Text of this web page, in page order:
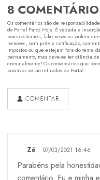
8
Os comentários são de
do Portal Patos Hoje. É vedada a
bons costumes, fake news ou violem
remover, sem prévia notificação,
impostos ou que estejam fora do tema
pensamento, mas deve-se ter ciência
criminalmente! Os comentários que
positivos serão retirados do Portal.
COMENTAR
Zé 07/03/2021 16:46
Parabéns pela
comentário. Eu e minha